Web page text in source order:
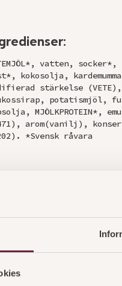
vatten,
kokosolja,
stärkelse
potatismjöl,
MJÖLKPROTEIN*,
arom(vanilj),
*Svensk råvara